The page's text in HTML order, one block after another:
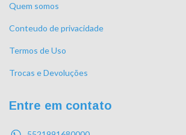
Quem somos
Conteudo de privacidade
Termos de Uso
Trocas e Devoluções
Entre em contato